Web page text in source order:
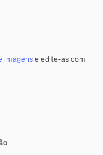
imagense edite-as com